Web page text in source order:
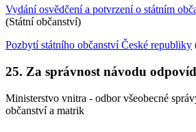
Vydání osvědčení a potvrzení o státním
(Státní občanství)
Pozbytí státního občanství České republiky
25. Za správnost návodu
Ministerstvo vnitra - odbor všeobecné
občanství a matrik